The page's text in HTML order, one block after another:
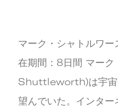
マーク・シャトルワ
在期間：8日間 マー
Shuttleworth)は宇宙
望んでいた。インタ